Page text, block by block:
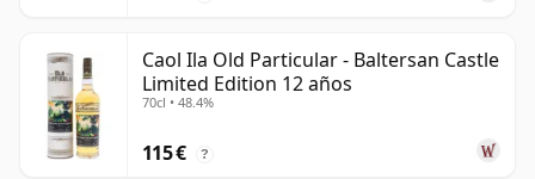
Caol Ila Old Particular - Baltersan Castle
Limited Edition 12 años
70cl • 48.4%
115 € ?